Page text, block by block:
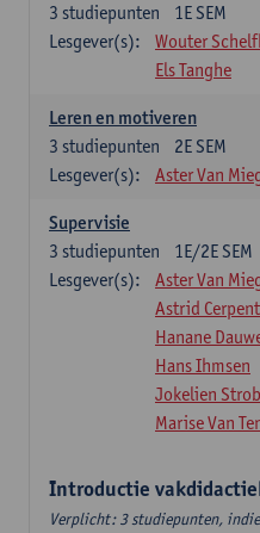
1E SEM
3 studiepunten
Lesgever(s):
Wouter
Els Tanghe
Leren en motiveren
2E SEM
3 studiepunten
Lesgever(s):
Aster Van
Supervisie
1E/2E SEM
3 studiepunten
Lesgever(s):
Aster Van
Astrid
Hanane
Hans Ihmsen
Jokelien
Marise Van
Introductie
Verplicht: 3 studiepunten,